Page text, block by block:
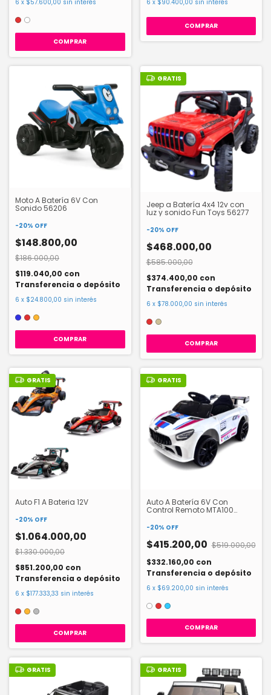
6 x $57.600,00 sin interés
COMPRAR
6 x $90.400,00 sin interés
Moto A Batería 6V Con
Sonido 56206
-20% OFF
$148.800,00
$186.000,00
$119.040,00 con
Transferencia o depósito
6 x $24.800,00 sin interés
COMPRAR
GRATIS
Jeep a Batería 4x4 12v con
luz y sonido Fun Toys 56277
-20% OFF
$468.000,00
$585.000,00
$374.400,00 con
Transferencia o depósito
6 x $78.000,00 sin interés
COMPRAR
GRATIS
Auto F1 A Bateria 12V
-20% OFF
$1.064.000,00
$1.330.000,00
$851.200,00 con
Transferencia o depósito
6 x $177.333,33 sin interés
COMPRAR
GRATIS
Auto A Batería 6V Con
Control Remoto MTA100
-20% OFF
$415.200,00 $519.000,00
$332.160,00 con
Transferencia o depósito
6 x $69.200,00 sin interés
COMPRAR
GRATIS GRATIS